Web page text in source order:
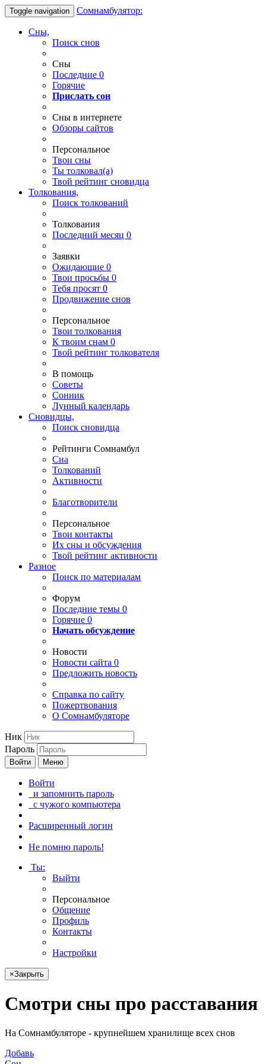
Toggle navigation Сомнамбулятор:
Сны,
Поиск снов
Сны
Последние 0
Горячие
Прислать сон
Сны в интернете
Обзоры сайтов
Персональное
Твои сны
Ты толковал(а)
Твой рейтинг сновидца
Толкования,
Поиск толкований
Толкования
Последний месяц 0
Заявки
Ожидающие 0
Твои просьбы 0
Тебя просят 0
Продвижение снов
Персональное
Твои толкования
К твоим снам 0
Твой рейтинг толкователя
В помощь
Советы
Сонник
Лунный календарь
Сновидцы,
Поиск сновидца
Рейтинги Сомнамбул
Сна
Толкований
Активности
Благотворители
Персональное
Твои контакты
Их сны и обсуждения
Твой рейтинг активности
Разное
Поиск по материалам
Форум
Последние темы 0
Горячие 0
Начать обсуждение
Новости
Новости сайта 0
Предложить новость
Справка по сайту
Пожертвования
О Сомнамбуляторе
Ник
Пароль
Войти Меню
Войти
и запомнить пароль
с чужого компьютера
Расширенный логин
Не помню пароль!
Ты:
Выйти
Персональное
Общение
Профиль
Контакты
Настройки
×Закрыть
Смотри сны про расставания
На Сомнамбуляторе - крупнейшем хранилище всех снов
Добавь